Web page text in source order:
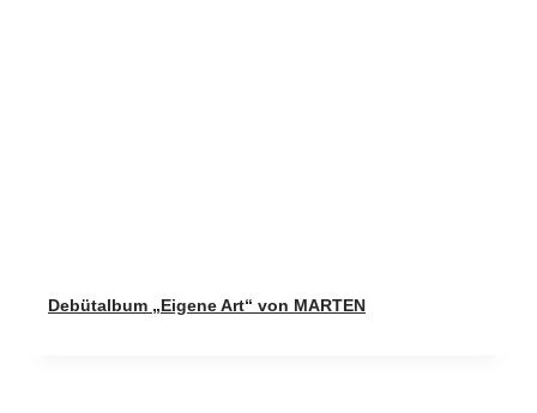
Debütalbum „Eigene Art“ von MARTEN